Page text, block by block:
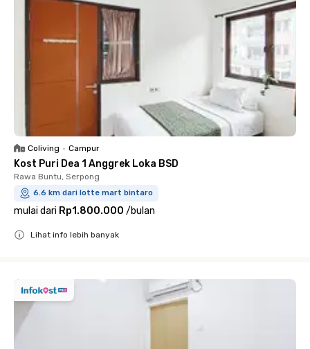
Coliving • Campur
Kost Puri Dea 1 Anggrek Loka BSD
Rawa Buntu, Serpong
6.6 km dari lotte mart bintaro
mulai dari Rp1.800.000 /bulan
Lihat info lebih banyak